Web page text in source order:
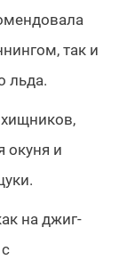
так и
льда.
окуня и
на джиг-